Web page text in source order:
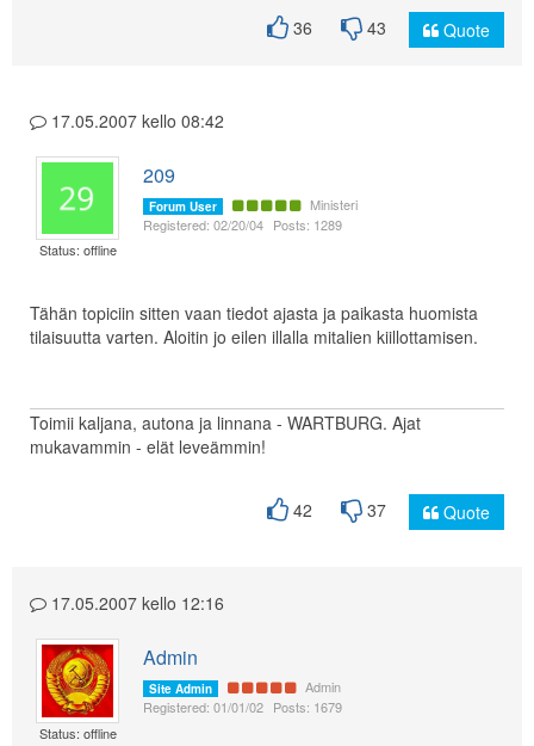
36 43 Quote
17.05.2007 kello 08:42
Status: offline
209
Forum User
Ministeri
Registered: 02/20/04 Posts: 1289
Tähän topiciin sitten vaan tiedot ajasta ja paikasta huomista
tilaisuutta varten. Aloitin jo eilen illalla mitalien kiillottamisen.
Toimii kaljana, autona ja linnana - WARTBURG. Ajat
mukavammin - elät leveämmin!
42 37 Quote
17.05.2007 kello 12:16
Status: offline
Admin
Site Admin
Admin
Registered: 01/01/02 Posts: 1679